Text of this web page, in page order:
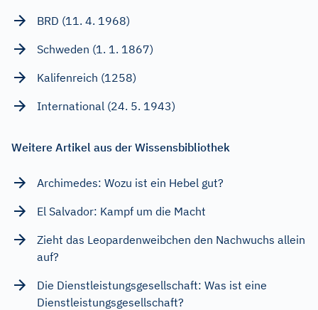
BRD (11. 4. 1968)
Schweden (1. 1. 1867)
Kalifenreich (1258)
International (24. 5. 1943)
Weitere Artikel aus der Wissensbibliothek
Archimedes: Wozu ist ein Hebel gut?
El Salvador: Kampf um die Macht
Zieht das Leopardenweibchen den Nachwuchs allein
auf?
Die Dienstleistungsgesellschaft: Was ist eine
Dienstleistungsgesellschaft?